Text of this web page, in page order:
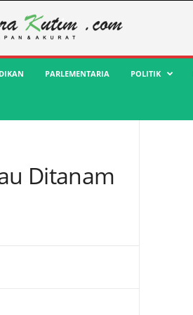
PARLEMENTARIA POLITIK
Ditanam